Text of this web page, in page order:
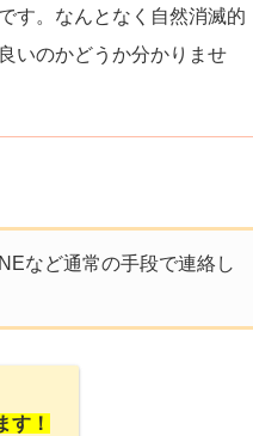
す。なんとなく自然消滅的
いのかどうか分かりませ
など通常の手段で連絡し
す！